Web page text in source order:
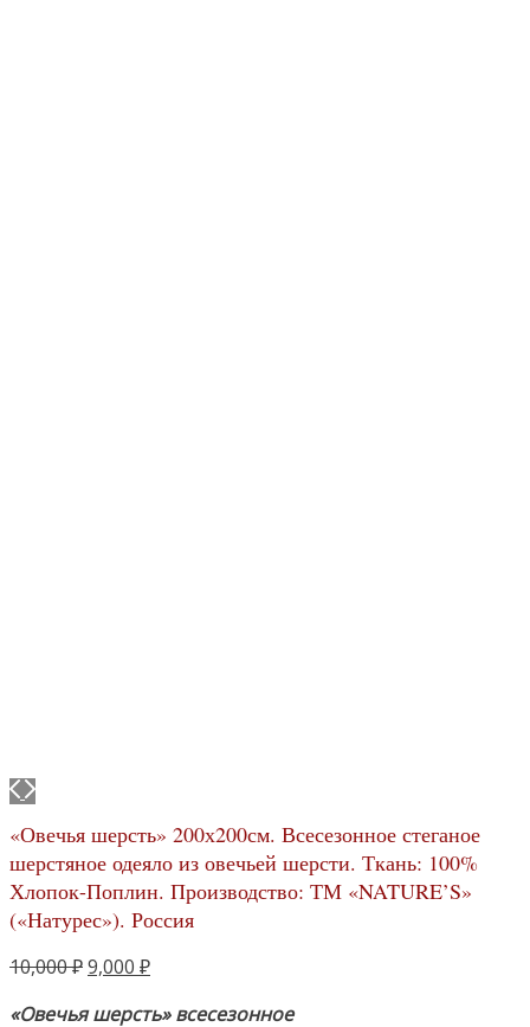
«Овечья шерсть» 200х200см. Всесезонное стеганое
шерстяное одеяло из овечьей шерсти. Ткань: 100%
Хлопок-Поплин. Производство: ТМ «NATURE’S»
(«Натурес»). Россия
10,000₽Первоначальная
9,000 ₽Текущая
«Овечья шерсть» всесезонное